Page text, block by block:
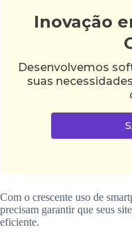
Inovação
Desenvolvemos
suas
Com o crescente uso de
precisam garantir que seus
eficiente.